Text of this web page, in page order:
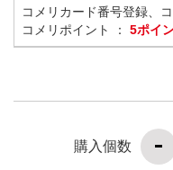
コメリカード番号登録、
コメリポイント ： 5ポイ
購入個数